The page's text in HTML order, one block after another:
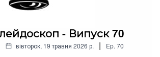
- Випуск 70
вівторок, 19 травня 2026 р. | Ep. 70